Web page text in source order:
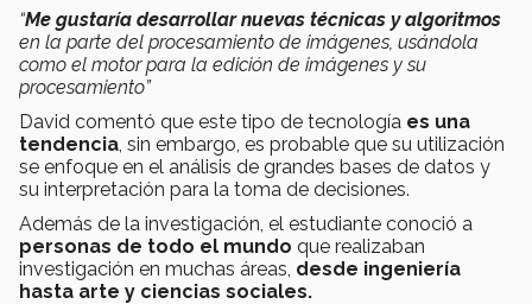
“Me gustaría desarrollar nuevas técnicas y algoritmos
en la parte del procesamiento de imágenes, usándola
como el motor para la edición de imágenes y su
procesamiento”
David comentó que este tipo de tecnología es una
tendencia , sin embargo, es probable que su utilización
se enfoque en el análisis de grandes bases de datos y
su interpretación para la toma de decisiones.
Además de la investigación, el estudiante conoció a
personas de todo el mundo que realizaban
investigación en muchas áreas, desde ingeniería
hasta arte y ciencias sociales.